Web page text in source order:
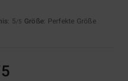
: 5/5 Größe: Perfekte Größe